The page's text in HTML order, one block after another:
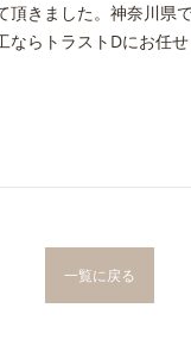
頂きました。神奈川県
らトラストDにお任せ
一覧に戻る